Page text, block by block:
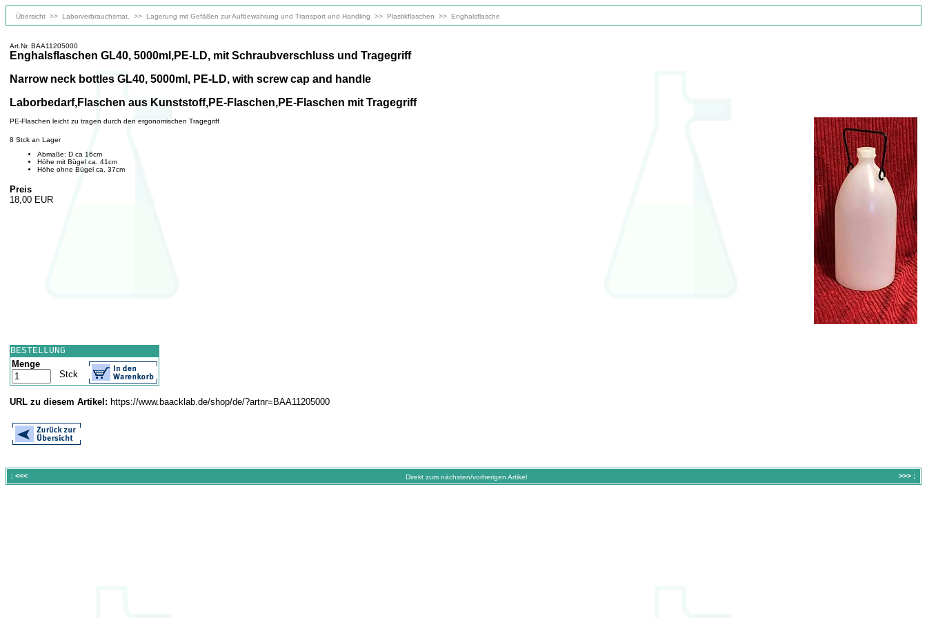
Übersicht >> Laborverbrauchsmat. >> Lagerung mit Gefäßen zur Aufbewahrung und Transport und Handling >> Plastikflaschen >> Enghalsflasche
Art.Nr. BAA11205000
Enghalsflaschen GL40, 5000ml,PE-LD, mit Schraubverschluss und Tragegriff
Narrow neck bottles GL40, 5000ml, PE-LD, with screw cap and handle
Laborbedarf,Flaschen aus Kunststoff,PE-Flaschen,PE-Flaschen mit Tragegriff
PE-Flaschen leicht zu tragen durch den ergonomischen Tragegriff
8 Stck an Lager
Abmaße: D ca 16cm
Höhe mit Bügel ca. 41cm
Höhe ohne Bügel ca. 37cm
Preis
18,00 EUR
BESTELLUNG
Menge
Stck
URL zu diesem Artikel: https://www.baacklab.de/shop/de/?artnr=BAA11205000
Direkt zum nächsten/vorherigen Artikel